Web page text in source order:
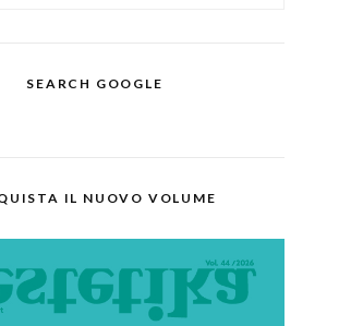
SEARCH GOOGLE
IL NUOVO VOLUME